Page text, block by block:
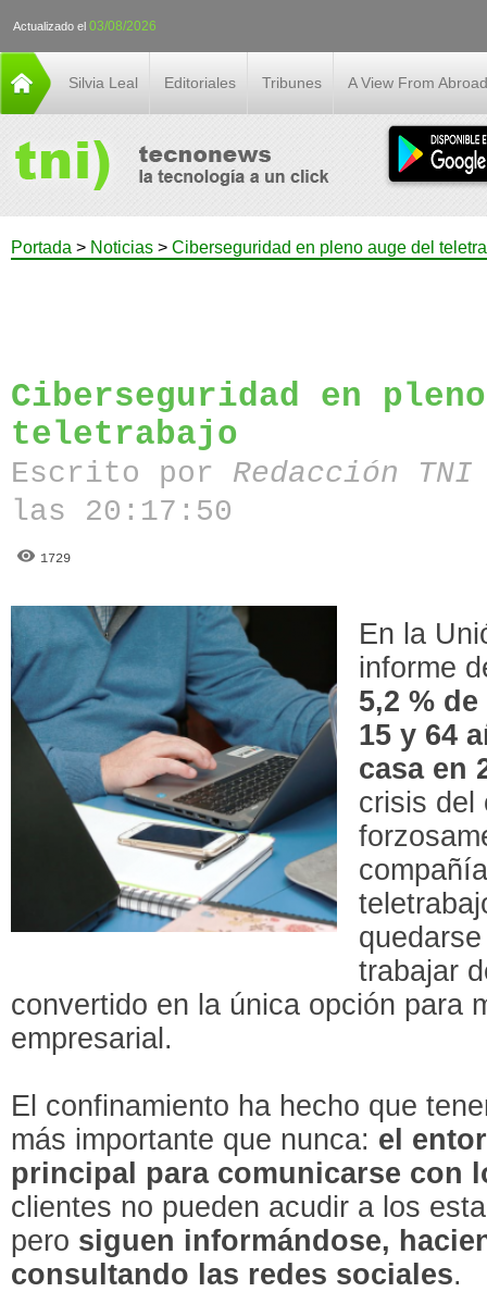
Actualizado el 03/08/2026
Silvia Leal Editoriales Tribunes A View From Abroad
Portada > Noticias > Ciberseguridad en pleno auge del
Ciberseguridad en
teletrabajo
Escrito por Redacción
las 20:17:50
1729
En la
informe
5,2 %
15 y 64
casa en
crisis del
trabajar
convertido en la única opción para
empresarial.
El confinamiento ha hecho que
más importante que nunca: el
principal para comunicarse con
clientes no pueden acudir a los
pero siguen informándose,
consultando las redes sociales.